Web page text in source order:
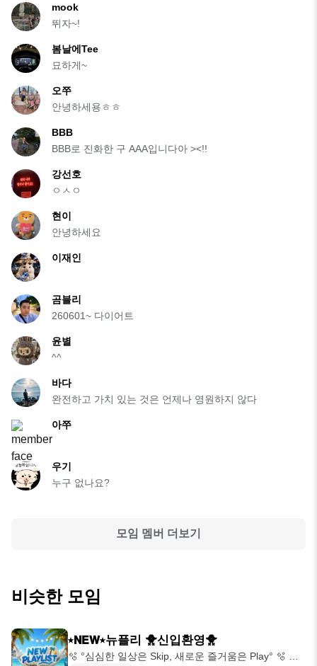
mook
뛰자~!
봄날에Tee
묘하게~
오쭈
안녕하세용ㅎㅎ
BBB
BBB로 진화한 구 AAA입니다아 ><!!
강선호
ㅇㅅㅇ
현이
안녕하세요
이재인
곰블리
260601~ 다이어트
윤별
^^
바다
완전하고 가치 있는 것은 언제나 영원하지 않다
아쭈
우기
누구 없나요?
모임 멤버 더보기
비슷한 모임
⭒𝗡𝗘𝗪⭒뉴플리 🐥신입환영🐥
🫧 °심심한 일상은 Skip, 새로운 즐거움은 Play° 🫧 🌊